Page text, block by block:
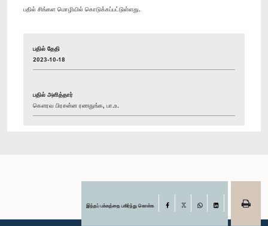
பதில் சிங்கள மொழியில் கொடுக்கப்பட்டுள்ளது.
பதில் தேதி
2023-10-18
பதில் அளித்தார்
கௌரவ பிரசன்ன ரணதுங்க, பா.உ.
இந்தப் பக்கத்தை பகிர்ந்து கொள்க Facebook